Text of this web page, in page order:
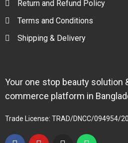
Return and Refund Policy
Terms and Conditions
Shipping & Delivery
Your one stop beauty solution
commerce platform in
Trade License: TRAD/DNCC/094954/